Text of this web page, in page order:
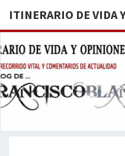
ITINERARIO DE VIDA